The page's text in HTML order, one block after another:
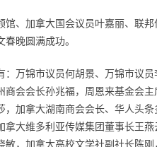
馆、加拿大国会议员叶嘉丽、联
晚圆满成功。
：万锦市议员何胡景、万锦市议
商会会长孙兆福，周恩来基金会
，加拿大湖南商会会长、华人头
拿大维多利亚传媒集团董事长王
敏，加拿大高校文学社副社长陈